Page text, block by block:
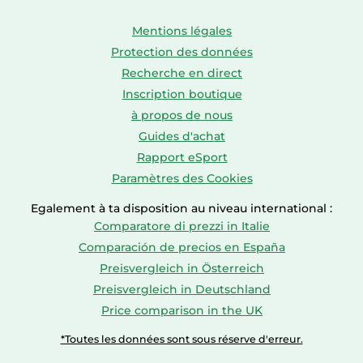
Mentions légales
Protection des données
Recherche en direct
Inscription boutique
à propos de nous
Guides d'achat
Rapport eSport
Paramètres des Cookies
Egalement à ta disposition au niveau international :
Comparatore di prezzi in Italie
Comparación de precios en España
Preisvergleich in Österreich
Preisvergleich in Deutschland
Price comparison in the UK
*Toutes les données sont sous réserve d'erreur.